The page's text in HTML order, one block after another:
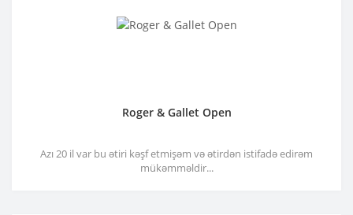
Roger & Gallet Open
Azı 20 il var bu ətiri kəşf etmişəm və ətirdən istifadə edirəm
mükəmməldir...